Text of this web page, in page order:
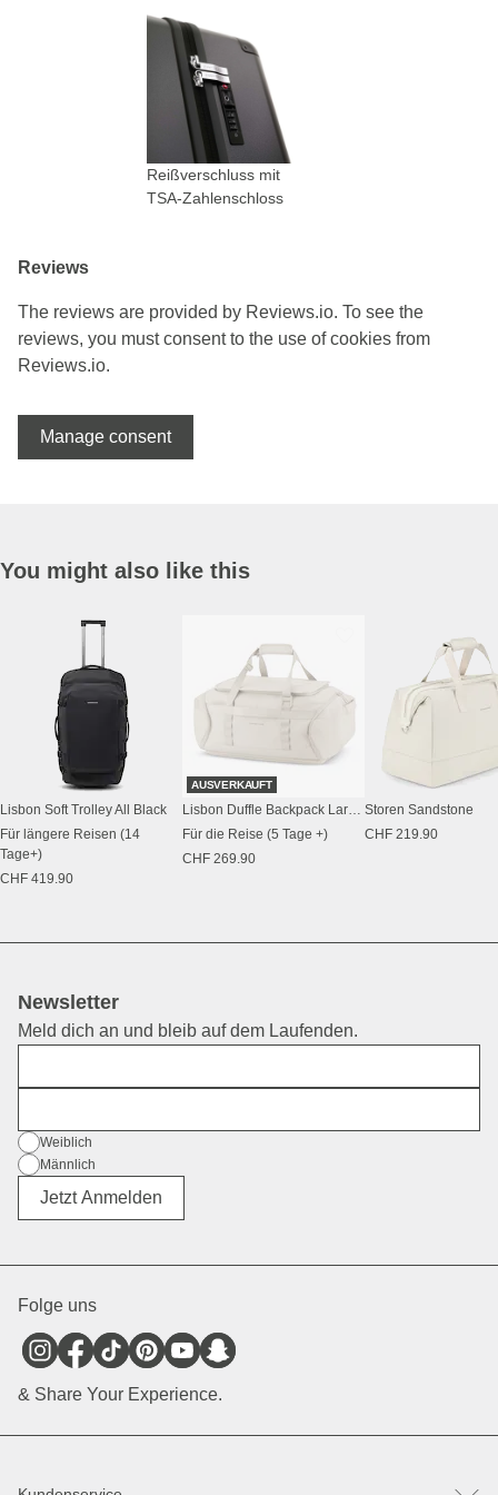
Reißverschluss mit
TSA-Zahlenschloss
Reviews
The reviews are provided by Reviews.io. To see the
reviews, you must consent to the use of cookies from
Reviews.io.
Manage consent
You might also like this
Lisbon Soft Trolley All Black
Für längere Reisen (14
Tage+)
CHF 419.90
AUSVERKAUFT
Lisbon Duffle Backpack Large Sandstone
Für die Reise (5 Tage +)
CHF 269.90
Storen Sandstone
CHF 219.90
Newsletter
Meld dich an und bleib auf dem Laufenden.
Geschlecht
Weiblich
Männlich
Divers
Jetzt Anmelden
Folge uns
& Share Your Experience.